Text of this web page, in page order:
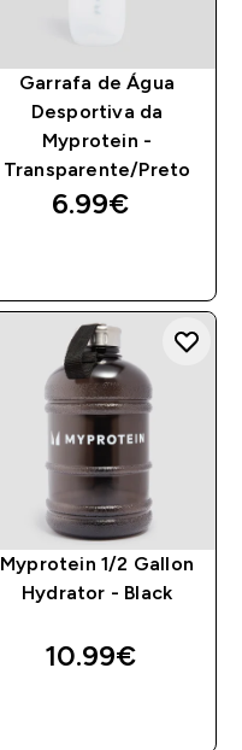
Garrafa de Água
Desportiva da
Myprotein -
Transparente/Preto
6.99€‎
Myprotein 1/2 Gallon
Hydrator - Black
10.99€‎